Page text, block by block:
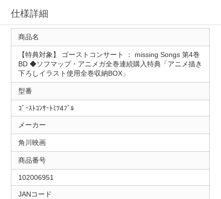
仕様詳細
商品名
【特典対象】 ゴーストコンサート ： missing Songs 第4巻
BD ◆ソフマップ・アニメガ全巻連続購入特典「アニメ描き
下ろしイラスト使用全巻収納BOX」
型番
ｺﾞｰｽﾄｺﾝｻｰﾄﾐﾂ4ﾌﾞﾙ
メーカー
角川映画
商品番号
102006951
JANコード